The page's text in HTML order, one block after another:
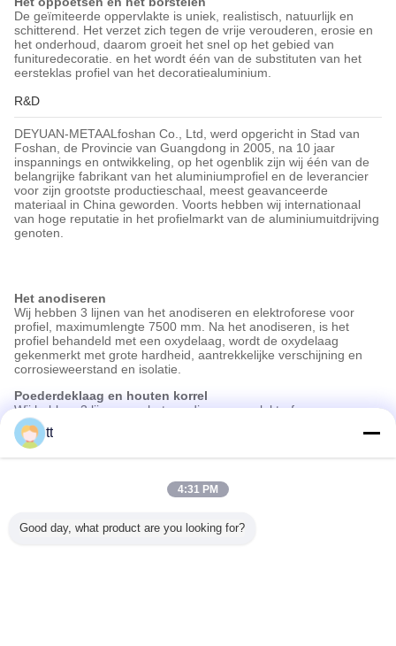
De geïmiteerde oppervlakte is uniek, realistisch, natuurlijk en
schitterend. Het verzet zich tegen de vrije verouderen, erosie en
het onderhoud, daarom groeit het snel op het gebied van
funituredecoratie. en het wordt één van de substituten van het
eersteklas profiel van het decoratiealuminium.
R&D
DEYUAN-METAALfoshan Co., Ltd, werd opgericht in Stad van
Foshan, de Provincie van Guangdong in 2005, na 10 jaar
inspannings en ontwikkeling, op het ogenblik zijn wij één van de
belangrijke fabrikant van het aluminiumprofiel en de leverancier
voor zijn grootste productieschaal, meest geavanceerde
materiaal in China geworden. Voorts hebben wij internationaal
van hoge reputatie in het profielmarkt van de aluminiumuitdrijving
genoten.
Het anodiseren
Wij hebben 3 lijnen van het anodiseren en elektroforese voor
profiel, maximumlengte 7500 mm. Na het anodiseren, is het
profiel behandeld met een oxydelaag, wordt de oxydelaag
gekenmerkt met grote hardheid, aantrekkelijke verschijning en
corrosieweerstand en isolatie.
Poederdeklaag en houten korrel
Wij hebben 3 lijnen van het anodiseren en elektroforese voor
profiel, maximumlengte 7500 mm. Het profiel wordt aangeboden
met vele soorten kleuren, is het resultaat duurzaam, hoog - de
kwaliteit en aantrekkelijk eindigt. De deklaag zal niet het milieu
voor binnen of openluchtdecoratie.
De geïmiteerde oppervlakte is uniek, realistisch, natuurlijk en
tt
4:31 PM
Good day, what product are you looking for?